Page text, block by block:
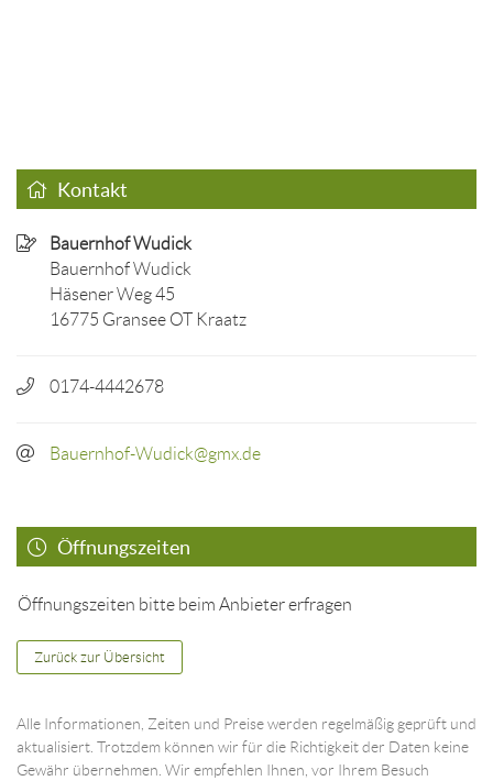
Kontakt
Bauernhof Wudick
Bauernhof Wudick
Häsener Weg 45
16775 Gransee OT Kraatz
0174-4442678
Bauernhof-Wudick@gmx.de
Öffnungszeiten
Öffnungszeiten bitte beim Anbieter erfragen
Zurück zur Übersicht
Alle Informationen, Zeiten und Preise werden regelmäßig geprüft und
aktualisiert. Trotzdem können wir für die Richtigkeit der Daten keine
Gewähr übernehmen. Wir empfehlen Ihnen, vor Ihrem Besuch